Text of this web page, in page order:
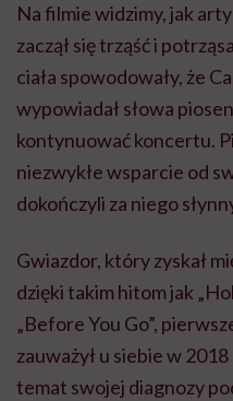
Na filmie widzimy, jak
zaczął się trząść i
ciała spowodowały, że
wypowiadał słowa
kontynuować koncertu.
niezwykłe wsparcie od
dokończyli za niego
Gwiazdor, który zyskał
dzięki takim hitom jak
„Before You Go”,
zauważył u siebie w
temat swojej diagnozy